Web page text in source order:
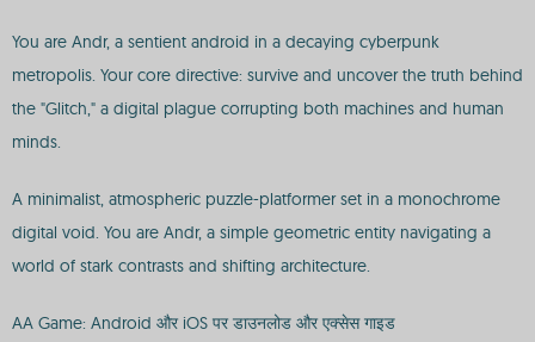
You are Andr, a sentient android in a decaying cyberpunk
metropolis. Your core directive: survive and uncover the truth behind
the "Glitch," a digital plague corrupting both machines and human
minds.
A minimalist, atmospheric puzzle-platformer set in a monochrome
digital void. You are Andr, a simple geometric entity navigating a
world of stark contrasts and shifting architecture.
AA Game: Android और iOS पर डाउनलोड और एक्सेस गाइड